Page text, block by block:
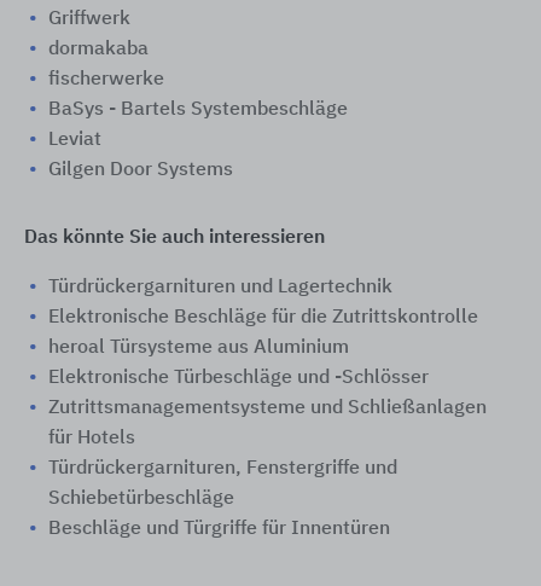
Griffwerk
dormakaba
fischerwerke
BaSys - Bartels Systembeschläge
Leviat
Gilgen Door Systems
Das könnte Sie auch interessieren
Türdrückergarnituren und Lagertechnik
Elektronische Beschläge für die Zutrittskontrolle
heroal Türsysteme aus Aluminium
Elektronische Türbeschläge und -Schlösser
Zutrittsmanagementsysteme und Schließanlagen
für Hotels
Türdrückergarnituren, Fenstergriffe und
Schiebetürbeschläge
Beschläge und Türgriffe für Innentüren